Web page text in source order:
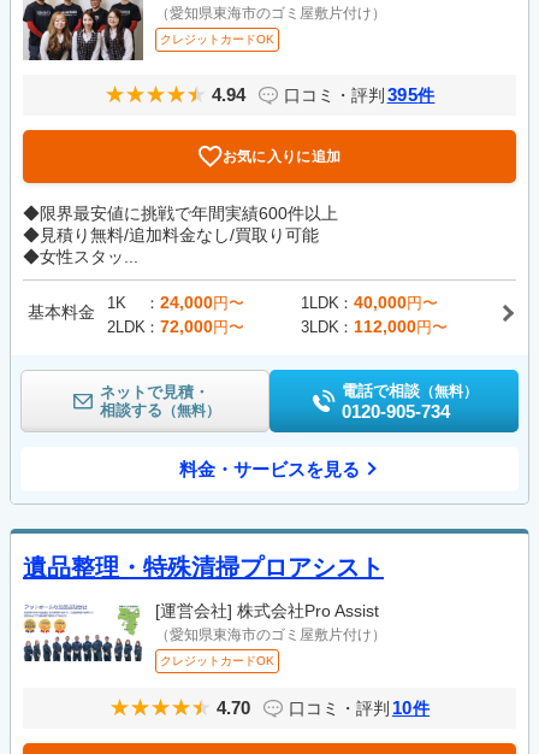
（愛知県東海市のゴミ屋敷片付け）
クレジットカードOK
4.94 口コミ・評判 395件
お気に入りに追加
◆限界最安値に挑戦で年間実績600件以上
◆見積り無料/追加料金なし/買取り可能
◆女性スタッ...
基本料金 1K 24,000円〜 1LDK 40,000円〜
2LDK
72,000円〜 3LDK 112,000円〜
ネットで見積・
相談する （無料）
電話で相談 （無料）
0120-905-734
料金・サービスを見る
遺品整理・特殊清掃プロアシスト
[運営会社] 株式会社Pro Assist
（愛知県東海市のゴミ屋敷片付け）
クレジットカードOK
4.70 口コミ・評判 10件